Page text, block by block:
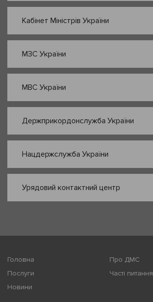
Кабінет Міністрів України
МЗС України
МВС України
Держприкордонслужба України
Нацдержслужба України
Урядовий контактний центр
Головна
Про ДМС
Послуги
Часті питання
Новини